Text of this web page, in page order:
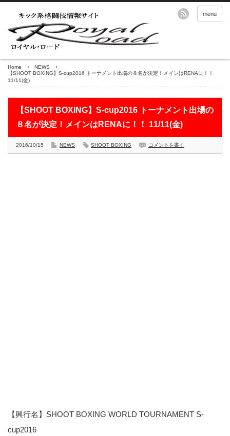
menu
Home
NEWS
【SHOOT BOXING】S-cup2016 トーナメント出場の８名が決定！メインはRENAに！！
11/11(金)
【SHOOT BOXING】S-cup2016 トーナメント出場の
８名が決定！メインはRENAに！！ 11/11(金)
2016/10/15 NEWS SHOOT BOXING コメントを書く
【興行名】SHOOT BOXING WORLD TOURNAMENT S-
cup2016